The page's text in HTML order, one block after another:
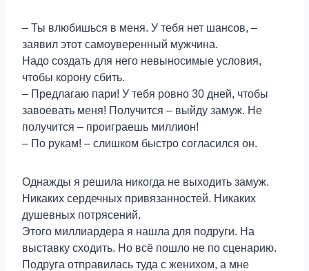
– Ты влюбишься в меня. У тебя нет шансов, –
заявил этот самоуверенный мужчина.
Надо создать для него невыносимые условия,
чтобы корону сбить.
– Предлагаю пари! У тебя ровно 30 дней, чтобы
завоевать меня! Получится – выйду замуж. Не
получится – проиграешь миллион!
– По рукам! – слишком быстро согласился он.
Однажды я решила никогда не выходить замуж.
Никаких сердечных привязанностей. Никаких
душевных потрясений.
Этого миллиардера я нашла для подруги. На
выставку сходить. Но всё пошло не по сценарию.
Подруга отправилась туда с женихом, а мне